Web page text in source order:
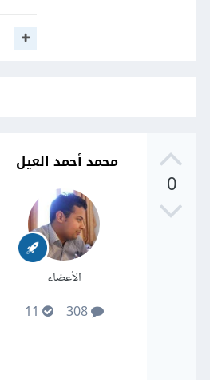
0
محمد أحمد العيل
الأعضاء
308